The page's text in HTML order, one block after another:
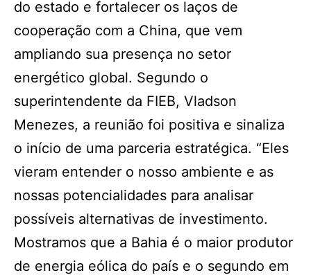
do estado e fortalecer os laços de
cooperação com a China, que vem
ampliando sua presença no setor
energético global. Segundo o
superintendente da FIEB, Vladson
Menezes, a reunião foi positiva e sinaliza
o início de uma parceria estratégica. “Eles
vieram entender o nosso ambiente e as
nossas potencialidades para analisar
possíveis alternativas de investimento.
Mostramos que a Bahia é o maior produtor
de energia eólica do país e o segundo em